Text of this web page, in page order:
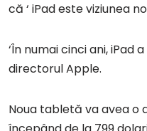
că ‘ iPad este viziunea
‘În numai cinci ani, iPad
directorul Apple.
Noua tabletă va avea o